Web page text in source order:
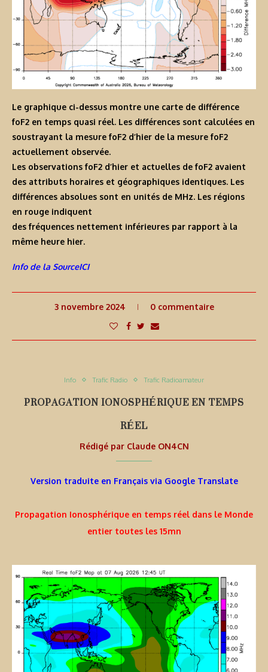
Le graphique ci-dessus montre une carte de différence
foF2 en temps quasi réel. Les différences sont calculées en
soustrayant la mesure foF2 d’hier de la mesure foF2
actuellement observée.
Les observations foF2 d’hier et actuelles de foF2 avaient
des attributs horaires et géographiques identiques. Les
différences absolues sont en unités de MHz. Les régions
en rouge indiquent
des fréquences nettement inférieures par rapport à la
même heure hier.
Info de la SourceICI
3 novembre 2024 0 commentaire
Info Trafic Radio Trafic Radioamateur
PROPAGATION IONOSPHÉRIQUE EN TEMPS
RÉEL
Rédigé par Claude ON4CN
Version traduite en Français via Google Translate
Propagation Ionosphérique en temps réel dans le Monde
entier toutes les 15mn